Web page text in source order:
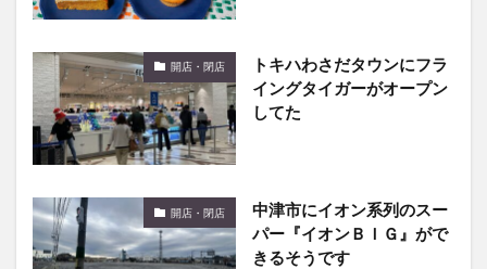
開店・閉店
トキハわさだタウンにフラ
イングタイガーがオープン
してた
開店・閉店
中津市にイオン系列のスー
パー『イオンＢＩＧ』がで
きるそうです